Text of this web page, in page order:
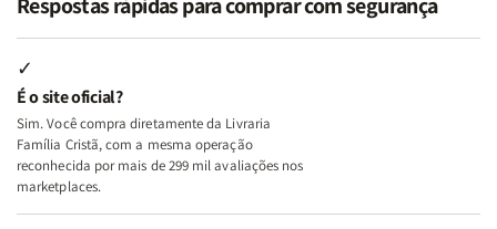
Minhas
Lutas
e
Deus
+
A
Mulher
Minhas
Lutas
+
A
Mulher
Segundo
Mulher
Segundo
✓
É o site oficial?
Sim. Você compra diretamente da Livraria
Família Cristã, com a mesma operação
reconhecida por mais de 299 mil avaliações nos
marketplaces.